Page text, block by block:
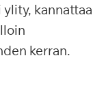
kannattaa
kerran.